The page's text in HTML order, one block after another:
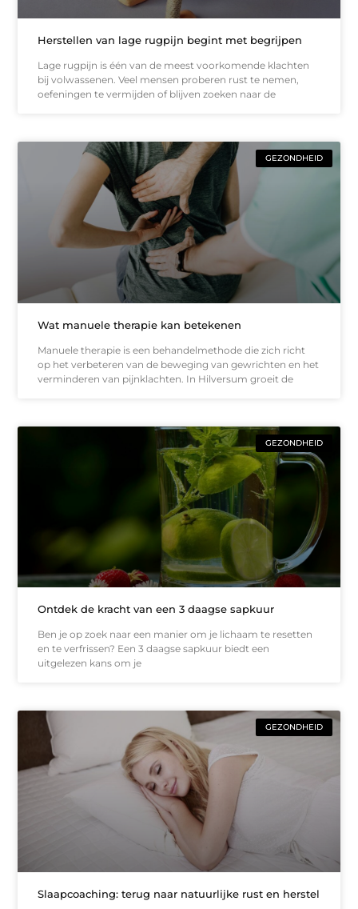
Herstellen van lage rugpijn begint met begrijpen
Lage rugpijn is één van de meest voorkomende klachten
bij volwassenen. Veel mensen proberen rust te nemen,
oefeningen te vermijden of blijven zoeken naar de
GEZONDHEID
Wat manuele therapie kan betekenen
Manuele therapie is een behandelmethode die zich richt
op het verbeteren van de beweging van gewrichten en het
verminderen van pijnklachten. In Hilversum groeit de
GEZONDHEID
Ontdek de kracht van een 3 daagse sapkuur
Ben je op zoek naar een manier om je lichaam te resetten
en te verfrissen? Een 3 daagse sapkuur biedt een
uitgelezen kans om je
GEZONDHEID
Slaapcoaching: terug naar natuurlijke rust en herstel